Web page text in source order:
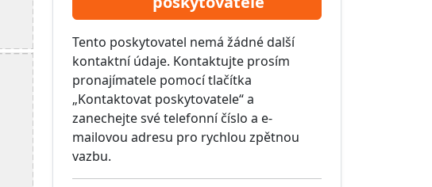
Tento poskytovatel nemá žádné další
kontaktní údaje. Kontaktujte prosím
pronajímatele pomocí tlačítka
„Kontaktovat poskytovatele“ a
zanechejte své telefonní číslo a e-
mailovou adresu pro rychlou zpětnou
vazbu.